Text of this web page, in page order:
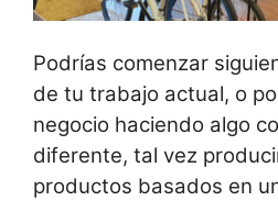
Podrías comenzar
de tu trabajo actual, o
negocio haciendo algo
diferente, tal vez
productos basados en